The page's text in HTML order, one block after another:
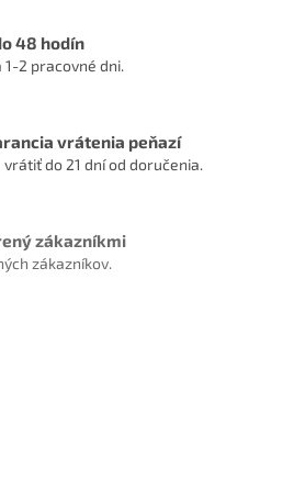
48 hodín
1-2 pracovné dni.
vrátenia peňazí
do 21 dní od doručenia.
zákazníkmi
zákazníkov.